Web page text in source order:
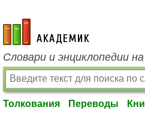
academic.ru
Словари и энциклопедии
Толкования Переводы